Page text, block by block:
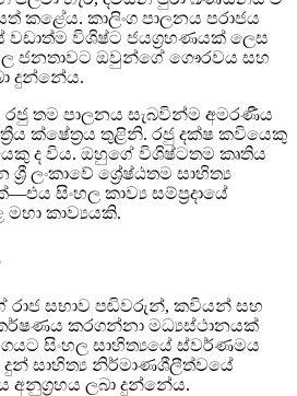
කළේය. කාලිංග පාලනය පරාජය
වඩාත්ම විශිෂ්ට ජයග්‍රහණයක් ලෙස
ජනතාවට ඔවුන්ගේ ගෞරවය සහ
දුන්නේය.
රජු තම පාලනය සැබවින්ම අමරණීය
ක්ෂේත්‍රය තුළිනි. රජු දක්ෂ කවියෙකු
ද විය. ඔහුගේ විශිෂ්ටතම කෘතිය
ශ්‍රී ලංකාවේ ශ්‍රේෂ්ඨතම සාහිත්‍ය
සිංහල කාව්‍ය සම්ප්‍රදායේ
මහා කාව්‍යයකි.
රාජ සභාව පඬිවරුන්, කවියන් සහ
කරගන්නා මධ්‍යස්ථානයක්
සිංහල සාහිත්‍යයේ ස්වර්ණමය
සාහිත්‍ය නිර්මාණශීලීත්වයේ
අනුග්‍රහය ලබා දුන්නේය.